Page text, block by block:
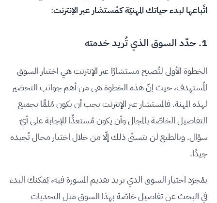
اتِّباعها لبدء حياتك المهنيّة كمُستشار عبر الإنترنت:
1. حدّد السوق الذي تُريد خدمته
الخطوة الأولى لتُصبح مستشارًا عبر الإنترنت هي اختيار السوق
المُستهدف، حيث إنّ هذه الخطوة هي من أهم جوانب التحضير
لهذه المهنة. فالمستشار عبر الإنترنت يجب أن يكون مُلمًّا بجميع
التفاصيل الخاصّة بالمجال وأن يكون مُستعدًّا للإجابة على أيّ
سؤال. وبالطبع لن يتسنّى ذلك إلّا من خلال اختيار مجال تُجيده
جيدًا.
بمُجرّد اختيار السوق الذي تريد تقديم المشورة فيه، يُمكنك البدء
في البحث عن تفاصيل خاصّة بهذا السوق مثل التحديات